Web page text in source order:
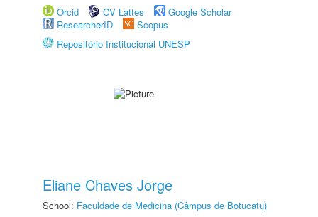
Orcid
CV Lattes
Google Scholar
ResearcherID
Scopus
Repositório Institucional UNESP
Eliane Chaves Jorge
School: Faculdade de Medicina (Câmpus de Botucatu)